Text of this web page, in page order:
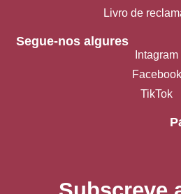
Livro de
Segue-nos algures
Intagram
Facebook
TikTok